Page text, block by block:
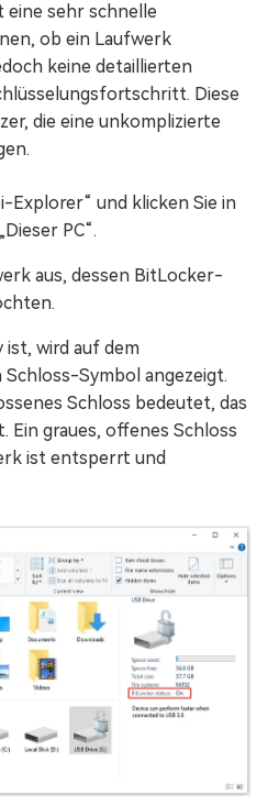
sehr schnelle
ob ein Laufwerk
keine detaillierten
Diese
die eine unkomplizierte
Explorer“ und klicken Sie in
PC“.
aus, dessen BitLocker-
wird auf dem
Symbol angezeigt.
Schloss bedeutet, das
Ein graues, offenes Schloss
ist entsperrt und